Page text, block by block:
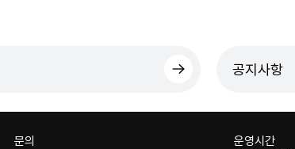
공지사항
문의
운영시간